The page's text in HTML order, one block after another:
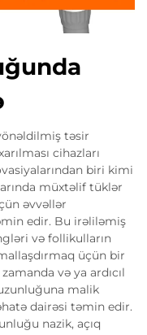
təsir
cihazları
biri kimi
müxtəlif tüklər
əvvəllər
edir. Bu irəliləmiş
və follikulların
üçün bir
və ya ardıcıl
malik
dairəsi təmin edir.
nazik, açıq